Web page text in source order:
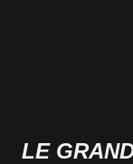
LE